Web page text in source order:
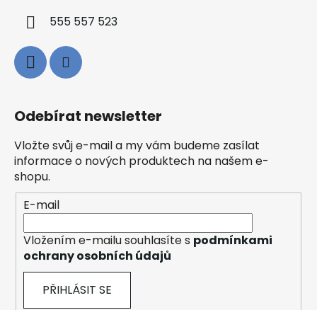
555 557 523
Odebírat newsletter
Vložte svůj e-mail a my vám budeme zasílat
informace o nových produktech na našem e-
shopu.
E-mail
Vložením e-mailu souhlasíte s podmínkami
ochrany osobních údajů
PŘIHLÁSIT SE